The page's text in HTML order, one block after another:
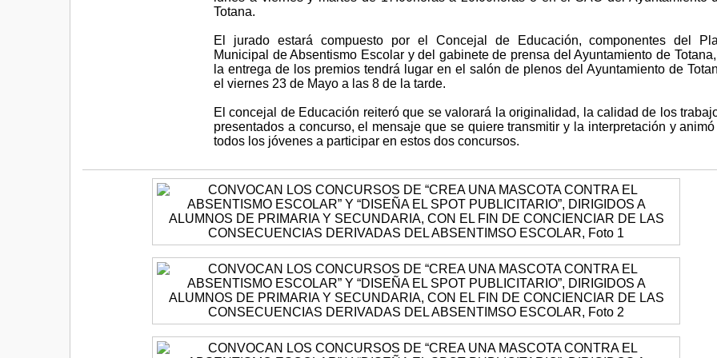
Totana.
El jurado estará compuesto por el Concejal de Educación, componentes del
Municipal de Absentismo Escolar y del gabinete de prensa del Ayuntamiento de
la entrega de los premios tendrá lugar en el salón de plenos del Ayuntamiento de
el viernes 23 de Mayo a las 8 de la tarde.
El concejal de Educación reiteró que se valorará la originalidad, la calidad de los
presentados a concurso, el mensaje que se quiere transmitir y la interpretación y animó
todos los jóvenes a participar en estos dos concursos.